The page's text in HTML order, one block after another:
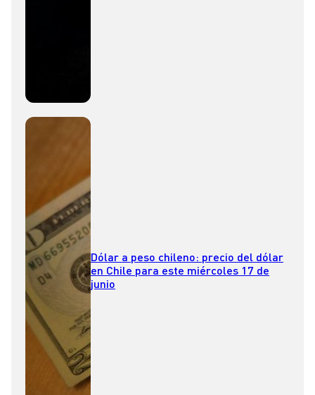
Dólar a peso chileno: precio del dólar
en Chile para este miércoles 17 de
junio